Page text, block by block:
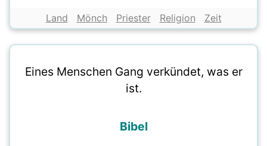
Land Mönch Priester Religion Zeit
Eines Menschen Gang verkündet, was er
ist.
Bibel